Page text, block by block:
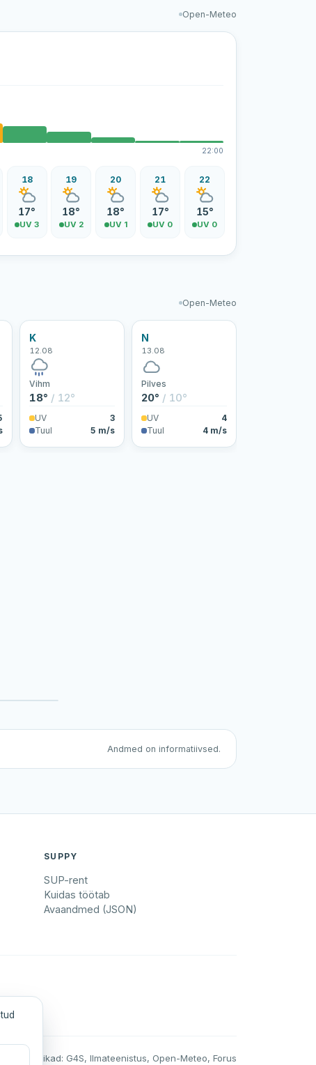
Open-Meteo
22:00
18
17°
UV 3
19
18°
UV 2
20
18°
UV 1
21
17°
UV 0
22
15°
UV 0
Open-Meteo
K
12.08
Vihm
18° / 12°
UV
3
Tuul
5 m/s
N
13.08
Pilves
20° / 10°
UV
4
Tuul
4 m/s
Andmed on informatiivsed.
SUPPY
SUP-rent
Kuidas töötab
Avaandmed (JSON)
Andmeallikad: G4S, Ilmateenistus, Open-Meteo, Forus